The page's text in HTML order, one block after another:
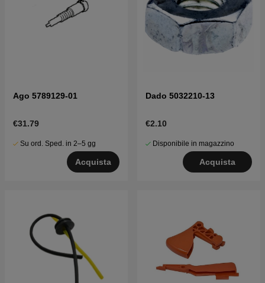
Ago 5789129-01
€31.79
Su ord. Sped. in 2–5 gg
Acquista
Dado 5032210-13
€2.10
Disponibile in magazzino
Acquista